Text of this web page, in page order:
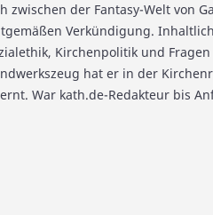
zwischen der Fantasy-Welt von
Verkündigung.
Kirchenpolitik und
hat er in der
War kath.de-Redakteur bis